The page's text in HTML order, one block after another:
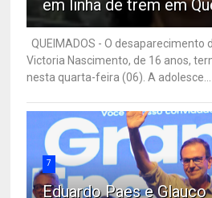
em linha de trem em
QUEIMADOS - O desaparecimento
Victoria Nascimento, de 16 anos,
nesta quarta-feira (06). A adolesce...
7
Eduardo Paes e